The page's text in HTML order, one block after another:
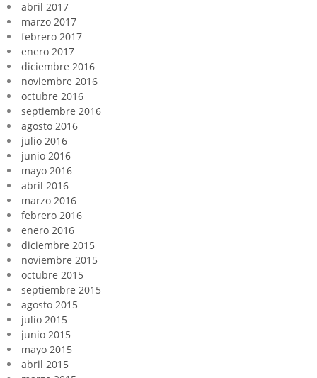
abril 2017
marzo 2017
febrero 2017
enero 2017
diciembre 2016
noviembre 2016
octubre 2016
septiembre 2016
agosto 2016
julio 2016
junio 2016
mayo 2016
abril 2016
marzo 2016
febrero 2016
enero 2016
diciembre 2015
noviembre 2015
octubre 2015
septiembre 2015
agosto 2015
julio 2015
junio 2015
mayo 2015
abril 2015